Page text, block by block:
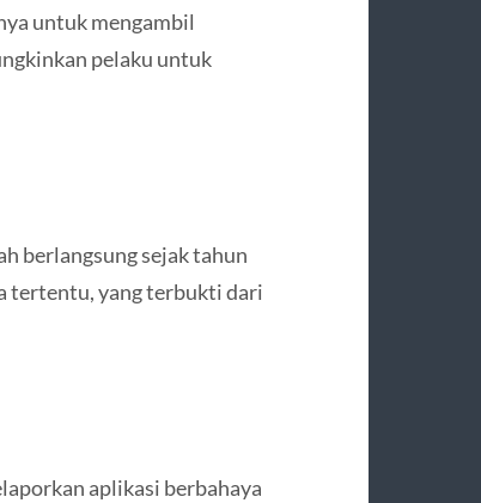
untuk mengambil
pelaku untuk
berlangsung sejak tahun
tertentu, yang terbukti dari
aplikasi berbahaya